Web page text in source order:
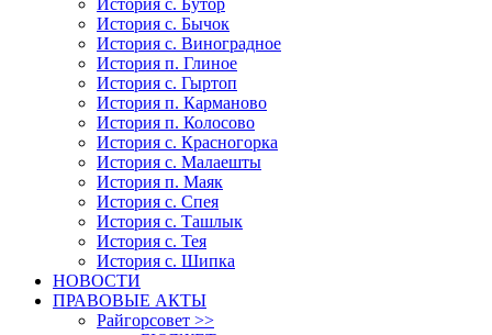
История с. Бутор
История с. Бычок
История с. Виноградное
История п. Глиное
История с. Гыртоп
История п. Карманово
История п. Колосово
История с. Красногорка
История с. Малаешты
История п. Маяк
История с. Спея
История с. Ташлык
История с. Тея
История с. Шипка
НОВОСТИ
ПРАВОВЫЕ АКТЫ
Райгорсовет >>